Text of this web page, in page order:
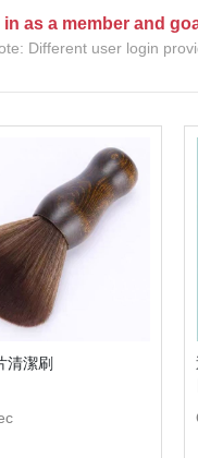
(NU)
(NU)
(NU)
(NU)
in as a member and
Different user login
清潔刷